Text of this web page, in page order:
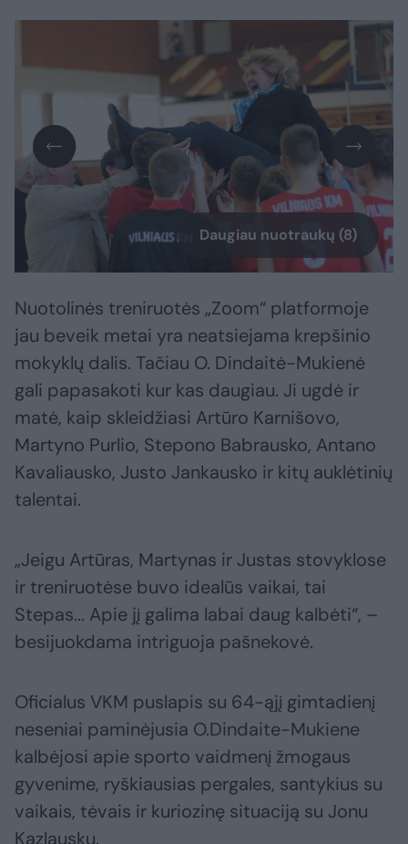
Daugiau nuotraukų (8)
Nuotolinės treniruotės „Zoom“ platformoje
jau beveik metai yra neatsiejama krepšinio
mokyklų dalis. Tačiau O. Dindaitė-Mukienė
gali papasakoti kur kas daugiau. Ji ugdė ir
matė, kaip skleidžiasi Artūro Karnišovo,
Martyno Purlio, Stepono Babrausko, Antano
Kavaliausko, Justo Jankausko ir kitų auklėtinių
talentai.
„Jeigu Artūras, Martynas ir Justas stovyklose
ir treniruotėse buvo idealūs vaikai, tai
Stepas... Apie jį galima labai daug kalbėti“, –
besijuokdama intriguoja pašnekovė.
Oficialus VKM puslapis su 64-ąjį gimtadienį
neseniai paminėjusia O.Dindaite-Mukiene
kalbėjosi apie sporto vaidmenį žmogaus
gyvenime, ryškiausias pergales, santykius su
vaikais, tėvais ir kuriozinę situaciją su Jonu
Kazlausku.